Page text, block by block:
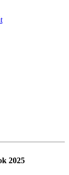
2025